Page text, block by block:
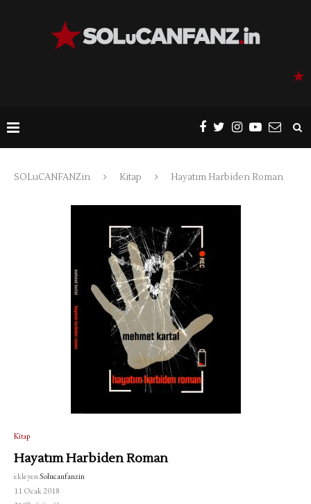
SOLuCANFANZin Kitap Hayatım Harbiden Roman
Kitap
Hayatım Harbiden Roman
ekleyenSolucanfanzin
11 Ocak 2018